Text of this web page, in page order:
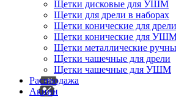
Щетки дисковые для УШМ
Щетки для дрели в наборах
Щетки конические для дрели
Щетки конические для
Щетки металлические
Щетки чашечные для дрели
Щетки чашечные для УШМ
Распродажа
Акции